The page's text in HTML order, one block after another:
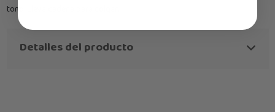
tono. Lleva cadena para colgar.
Detalles del producto